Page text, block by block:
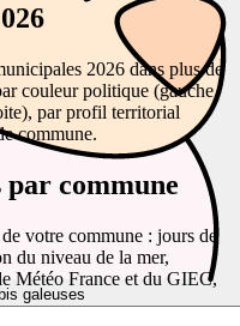
galeuses
2026 dans plus de
couleur politique (gauche,
par profil territorial
commune.
commune
votre commune : jours de
du niveau de la mer,
Météo France et du GIEC,